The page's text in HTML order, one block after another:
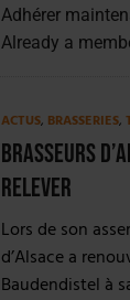
Adhérer
Already a
ACTUS, BRASSERIES,
Brasseurs
relever
Lors de son
d’Alsace a
Baudendistel à